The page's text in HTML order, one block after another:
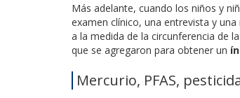
Más adelante, cuando los niños y
examen clínico, una entrevista y
a la medida de la circunferencia de
que se agregaron para obtener un
Mercurio, PFAS,